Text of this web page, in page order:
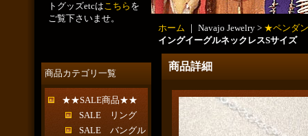
トグッズetcはこちら を
ご覧下さいませ。
商品カテゴリ一覧
★★SALE商品★★
SALE リング
SALE バングル
ホーム ｜ Navajo Jewelry > ★ペンダ
イングイーグルネックレスSサイズ
商品詳細